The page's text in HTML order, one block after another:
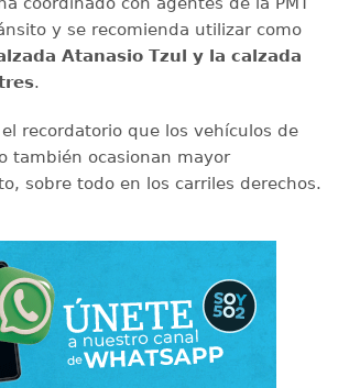
y se recomienda utilizar como
Atanasio Tzul y la calzada
.
recordatorio que los vehículos de
también ocasionan mayor
sobre todo en los carriles derechos.